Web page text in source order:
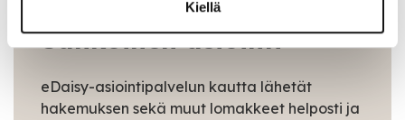
Kiellä
Sähköinen asiointi
eDaisy-asiointipalvelun kautta lähetät
hakemuksen sekä muut lomakkeet helposti ja